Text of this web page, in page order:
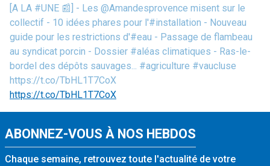
[A LA #UNE 📰] - Les @Amandesprovence misent sur le
collectif - 10 idées phares pour l'#installation - Nouveau
guide pour les restrictions d'#eau - Passage de flambeau
au syndicat porcin - Dossier #aléas climatiques - Ras-le-
bordel des dépôts sauvages... #agriculture #vaucluse
https://t.co/TbHL1T7CoX
https://t.co/TbHL1T7CoX
ABONNEZ-VOUS À NOS HEBDOS
Chaque semaine, retrouvez toute l'actualité de votre